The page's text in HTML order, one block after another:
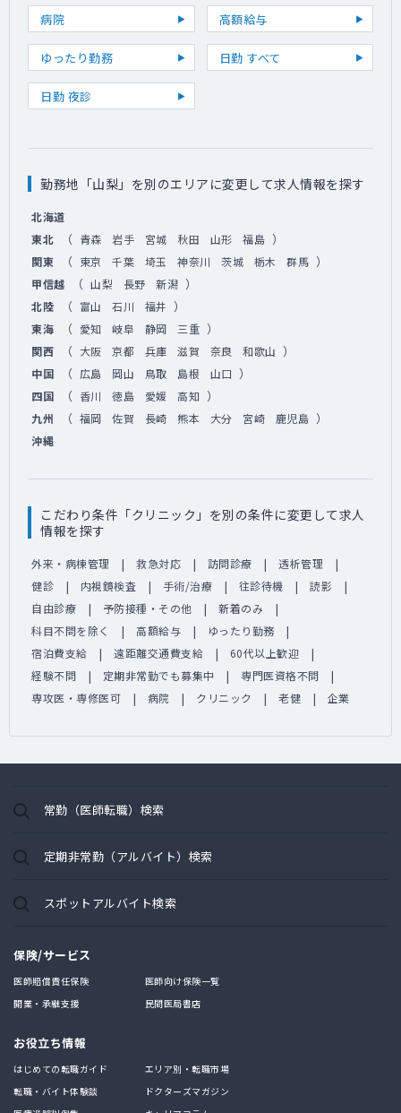
病院
高額給与
ゆったり勤務 日勤 すべて
日勤 夜診
勤務地「山梨」を別のエリアに変更して求人情報を探す
北海道
東北
（ 青森 岩手 宮城 秋田 山形 福島 ）
関東 （ 東京 千葉 埼玉 神奈川 茨城 栃木 群馬 ）
甲信越 （ 山梨 長野 新潟 ）
北陸 （ 富山 石川 福井 ）
東海 （ 愛知 岐阜 静岡 三重 ）
関西 （ 大阪 京都 兵庫 滋賀 奈良 和歌山 ）
中国 （ 広島 岡山 鳥取 島根 山口 ）
四国 （ 香川 徳島 愛媛 高知 ）
九州 （ 福岡 佐賀 長崎 熊本 大分 宮崎 鹿児島 ）
沖縄
こだわり条件「クリニック」を別の条件に変更して求人
情報を探す
外来・病棟管理 救急対応 訪問診療
透析管理
健診
内視鏡検査 手術/治療 往診待機
読影
自由診療
予防接種・その他
新着のみ
科目不問を除く
高額給与
ゆったり勤務
宿泊費支給
遠距離交通費支給
60代以上歓迎
経験不問
定期非常勤でも募集中
専門医資格不問
専攻医・専修医可
病院 クリニック 老健 企業
常勤（医師転職）検索
定期非常勤（アルバイト）検索
スポットアルバイト検索
保険/サービス
医師賠償責任保険
医師向け保険一覧
開業・承継支援
民間医局書店
お役立ち情報
はじめての転職ガイド
エリア別・転職市場
転職・バイト体験談
ドクターズマガジン